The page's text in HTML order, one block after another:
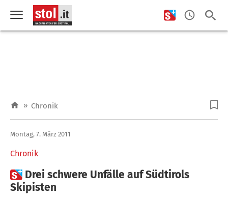
» Chronik
Chronik
Montag, 7. März 2011
 Drei schwere Unfälle auf Südtirols
Skipisten